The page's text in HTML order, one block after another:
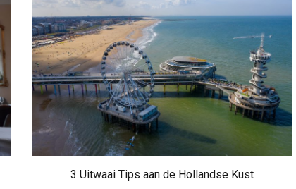
3 Uitwaai Tips aan de Hollandse Kust